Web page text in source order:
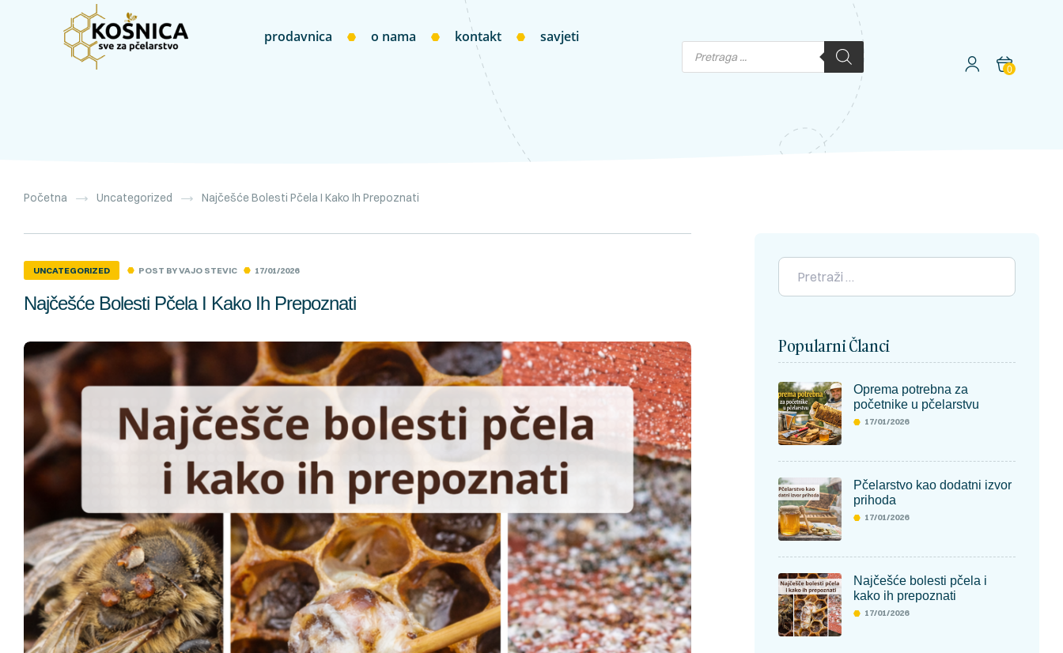
prodavnica o nama kontakt savjeti
0
Početna Uncategorized Najčešće Bolesti Pčela I Kako Ih Prepoznati
17/01/2026
UNCATEGORIZED POST BYVAJO STEVIC
Najčešće Bolesti Pčela I Kako Ih Prepoznati
Popularni Članci
Oprema potrebna za
početnike u pčelarstvu
17/01/2026
Pčelarstvo kao dodatni izvor
prihoda
17/01/2026
Najčešće bolesti pčela i
kako ih prepoznati
17/01/2026